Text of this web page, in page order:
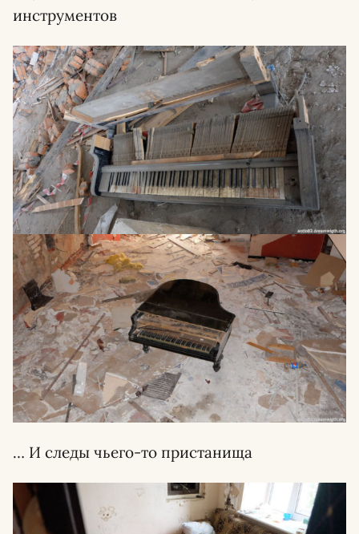
инструментов
… И следы чьего-то пристанища